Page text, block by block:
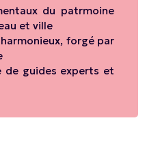
du patrmoine
et ville
forgé par
de guides experts et